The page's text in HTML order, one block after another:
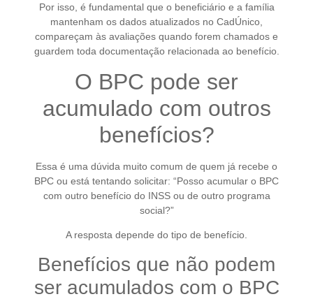
Por isso, é fundamental que o beneficiário e a família
mantenham os dados atualizados no CadÚnico,
compareçam às avaliações quando forem chamados e
guardem toda documentação relacionada ao benefício.
O BPC pode ser
acumulado com outros
benefícios?
Essa é uma dúvida muito comum de quem já recebe o
BPC ou está tentando solicitar: “Posso acumular o BPC
com outro benefício do INSS ou de outro programa
social?”
A resposta depende do tipo de benefício.
Benefícios que não podem
ser acumulados com o BPC